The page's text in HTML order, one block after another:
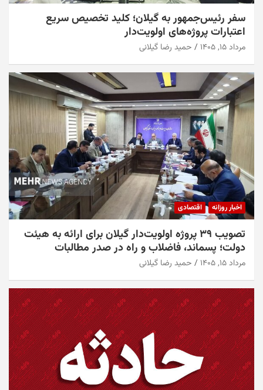
سفر رئیس‌جمهور به گیلان؛ کلید تخصیص سریع
اعتبارات پروژه‌های اولویت‌دار
مرداد ۱۵, ۱۴۰۵ حمید رضا گیلانی
اخبار روزانه اقتصادی
تصویب ۳۹ پروژه اولویت‌دار گیلان برای ارائه به هیئت
دولت؛ پسماند، فاضلاب و راه در صدر مطالبات
مرداد ۱۵, ۱۴۰۵ حمید رضا گیلانی